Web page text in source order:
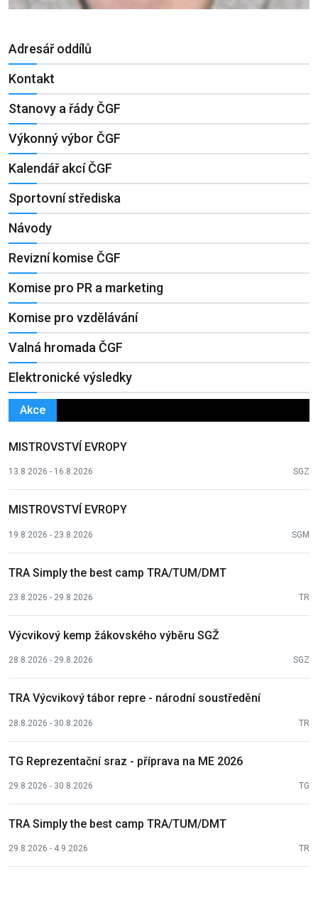
Adresář oddílů
Kontakt
Stanovy a řády ČGF
Výkonný výbor ČGF
Kalendář akcí ČGF
Sportovní střediska
Návody
Revizní komise ČGF
Komise pro PR a marketing
Komise pro vzdělávání
Valná hromada ČGF
Elektronické výsledky
Akce
MISTROVSTVÍ EVROPY
13.8.2026 - 16.8.2026 SGZ
MISTROVSTVÍ EVROPY
19.8.2026 - 23.8.2026 SGM
TRA Simply the best camp TRA/TUM/DMT
23.8.2026 - 29.8.2026 TR
Výcvikový kemp žákovského výběru SGŽ
28.8.2026 - 29.8.2026 SGZ
TRA Výcvikový tábor repre - národní soustředění
28.8.2026 - 30.8.2026 TR
TG Reprezentační sraz - příprava na ME 2026
29.8.2026 - 30.8.2026 TG
TRA Simply the best camp TRA/TUM/DMT
29.8.2026 - 4.9.2026 TR